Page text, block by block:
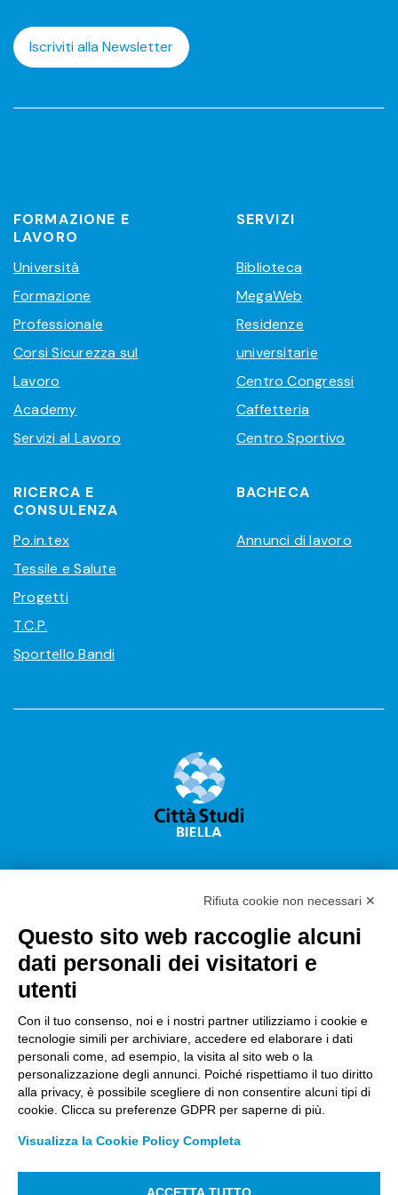
Iscriviti alla Newsletter
FORMAZIONE E
LAVORO
Università
Formazione
Professionale
Corsi Sicurezza sul
Lavoro
Academy
Servizi al Lavoro
SERVIZI
Biblioteca
MegaWeb
Residenze
universitarie
Centro Congressi
Caffetteria
Centro Sportivo
RICERCA E
CONSULENZA
Po.in.tex
Tessile e Salute
Progetti
T.C.P.
Sportello Bandi
BACHECA
Annunci di lavoro
Città Studi S.p.A.
Sede Legale Corso G. Pella, 2 – 13900 Biella Italy –
18.235.000,00
Registro Imprese Biella C. F. e numero 01491490023 –
R.E.A. CCIAA BI n. 142579 – Partita IVA 01491490023
PEC:amm.cittastudi@pec.ptbiellese.it–
megaweb@pec.ptbiellese.it
Rifiuta cookie non necessari ✕
Questo sito web raccoglie alcuni
dati personali dei visitatori e
utenti
Con il tuo consenso, noi e i nostri partner utilizziamo i cookie e
tecnologie simili per archiviare, accedere ed elaborare i dati
personali come, ad esempio, la visita al sito web o la
personalizzazione degli annunci. Poiché rispettiamo il tuo diritto
alla privacy, è possibile scegliere di non consentire alcuni tipi di
cookie. Clicca su preferenze GDPR per saperne di più.
Visualizza la Cookie Policy Completa
ACCETTA TUTTO